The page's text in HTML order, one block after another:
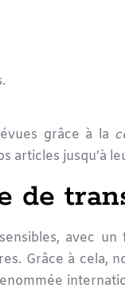
grâce à la
articles jusqu’à
de
, avec un
Grâce à cela,